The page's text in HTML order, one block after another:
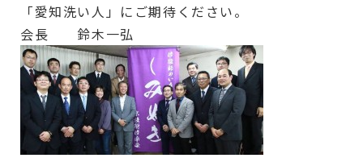
「愛知洗い人」にご期待ください。
会長 鈴木一弘